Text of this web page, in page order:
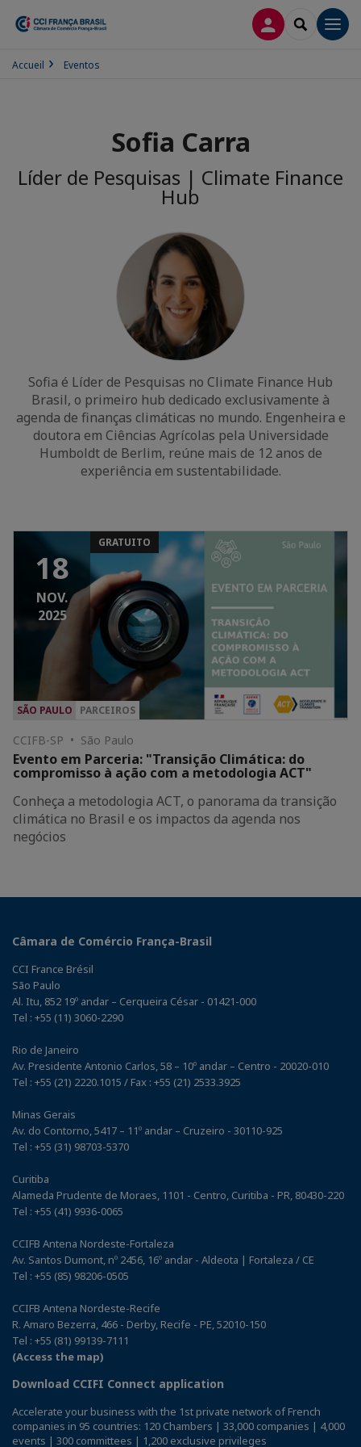
CONEXÃOSEARCH
Accueil Eventos
Sofia Carra
Líder de Pesquisas | Climate Finance
Hub
Sofia é Líder de Pesquisas no Climate Finance Hub
Brasil, o primeiro hub dedicado exclusivamente à
agenda de finanças climáticas no mundo. Engenheira e
doutora em Ciências Agrícolas pela Universidade
Humboldt de Berlim, reúne mais de 12 anos de
experiência em sustentabilidade.
18
NOV.
2025
GRATUITO
SÃO PAULO PARCEIROS
CCIFB-SP • São Paulo
Evento em Parceria: "Transição Climática: do
compromisso à ação com a metodologia ACT"
Conheça a metodologia ACT, o panorama da transição
climática no Brasil e os impactos da agenda nos
negócios
Câmara de Comércio França-Brasil
CCI France Brésil
São Paulo
Al. Itu, 852 19º andar – Cerqueira César - 01421-000
Tel : +55 (11) 3060-2290
Rio de Janeiro
Av. Presidente Antonio Carlos, 58 – 10º andar – Centro - 20020-010
Tel : +55 (21) 2220.1015 / Fax : +55 (21) 2533.3925
Minas Gerais
Av. do Contorno, 5417 – 11º andar – Cruzeiro - 30110-925
Tel : +55 (31) 98703-5370
Curitiba
Alameda Prudente de Moraes, 1101 - Centro, Curitiba - PR, 80430-220
Tel : +55 (41) 9936-0065
CCIFB Antena Nordeste-Fortaleza
Av. Santos Dumont, nº 2456, 16º andar - Aldeota | Fortaleza / CE
Tel : +55 (85) 98206-0505
CCIFB Antena Nordeste-Recife
R. Amaro Bezerra, 466 - Derby, Recife - PE, 52010-150
Tel : +55 (81) 99139-7111
(Access the map)
Download CCIFI Connect application
Accelerate your business with the 1st private network of French
companies in 95 countries: 120 Chambers | 33,000 companies | 4,000
events | 300 committees | 1,200 exclusive privileges